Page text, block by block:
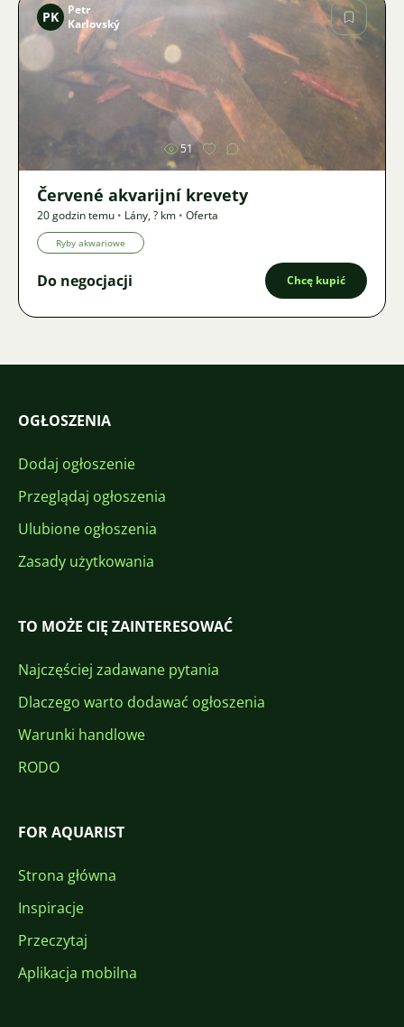
Zdjęcie
PK
Petr
Karlovský
51
Červené akvarijní krevety
20 godzin temu • Lány,? km • Oferta
Ryby akwariowe
Do negocjacji Chcę kupić
OGŁOSZENIA
Dodaj ogłoszenie
Przeglądaj ogłoszenia
Ulubione ogłoszenia
Zasady użytkowania
TO MOŻE CIĘ ZAINTERESOWAĆ
Najczęściej zadawane pytania
Dlaczego warto dodawać ogłoszenia
Warunki handlowe
RODO
FOR AQUARIST
Strona główna
Inspiracje
Przeczytaj
Aplikacja mobilna